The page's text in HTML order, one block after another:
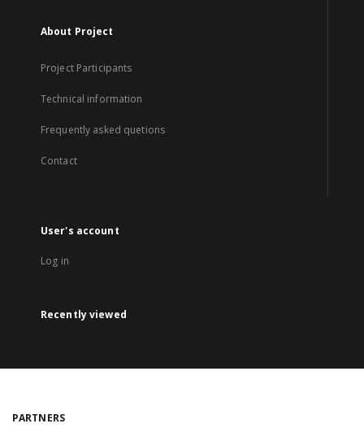
About Project
Project Participants
Technical information
Frequently asked quetions
Contact
User's account
Log in
Recently viewed
PARTNERS